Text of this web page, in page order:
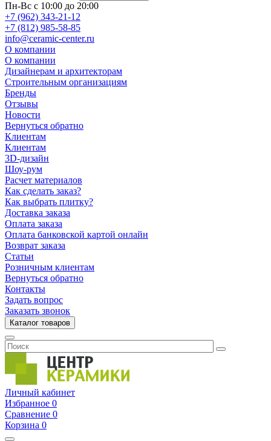
Пн-Вс с 10:00 до 20:00
+7 (962) 343-21-12
+7 (812) 985-58-85
info@ceramic-center.ru
О компании
О компании
Дизайнерам и архитекторам
Строительным организациям
Бренды
Отзывы
Новости
Вернуться обратно
Клиентам
Клиентам
3D-дизайн
Шоу-рум
Расчет материалов
Как сделать заказ?
Как выбрать плитку?
Доставка заказа
Оплата заказа
Оплата банковской картой онлайн
Возврат заказа
Статьи
Розничным клиентам
Вернуться обратно
Контакты
Задать вопрос
Заказать звонок
Каталог товаров
Личный кабинет
Избранное 0
Сравнение 0
Корзина 0